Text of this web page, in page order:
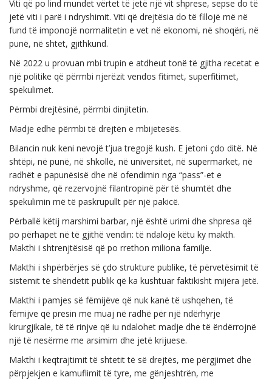
Viti që po lind mundet vërtet të jetë një vit shprese, sepse do të
jetë viti i parë i ndryshimit. Viti që drejtësia do të fillojë më në
fund të imponojë normalitetin e vet në ekonomi, në shoqëri, në
punë, në shtet, gjithkund.
Në 2022 u provuan mbi trupin e atdheut tonë të gjitha recetat e
një politike që përmbi njerëzit vendos fitimet, superfitimet,
spekulimet.
Përmbi drejtësinë, përmbi dinjitetin.
Madje edhe përmbi të drejtën e mbijetesës.
Bilancin nuk keni nevojë t’jua tregojë kush. E jetoni çdo ditë. Në
shtëpi, në punë, në shkollë, në universitet, në supermarket, në
radhët e papunësisë dhe në ofendimin nga “pass”-et e
ndryshme, që rezervojnë filantropinë për të shumtët dhe
spekulimin më të paskrupullt për një pakicë.
Përballë këtij marshimi barbar, një është urimi dhe shpresa që
po përhapet në të gjithë vendin: të ndalojë këtu ky makth.
Makthi i shtrenjtësisë që po rrethon miliona familje.
Makthi i shpërbërjes së çdo strukture publike, të përvetësimit të
sistemit të shëndetit publik që ka kushtuar faktikisht mijëra jetë.
Makthi i pamjes së fëmijëve që nuk kanë të ushqehen, të
fëmijve që presin me muaj në radhë për një ndërhyrje
kirurgjikale, të të rinjve që iu ndalohet madje dhe të ëndërrojnë
një të nesërme me arsimim dhe jetë krijuese.
Makthi i keqtrajtimit të shtetit të së drejtës, me përgjimet dhe
përpjekjen e kamuflimit të tyre, me gënjeshtrën, me